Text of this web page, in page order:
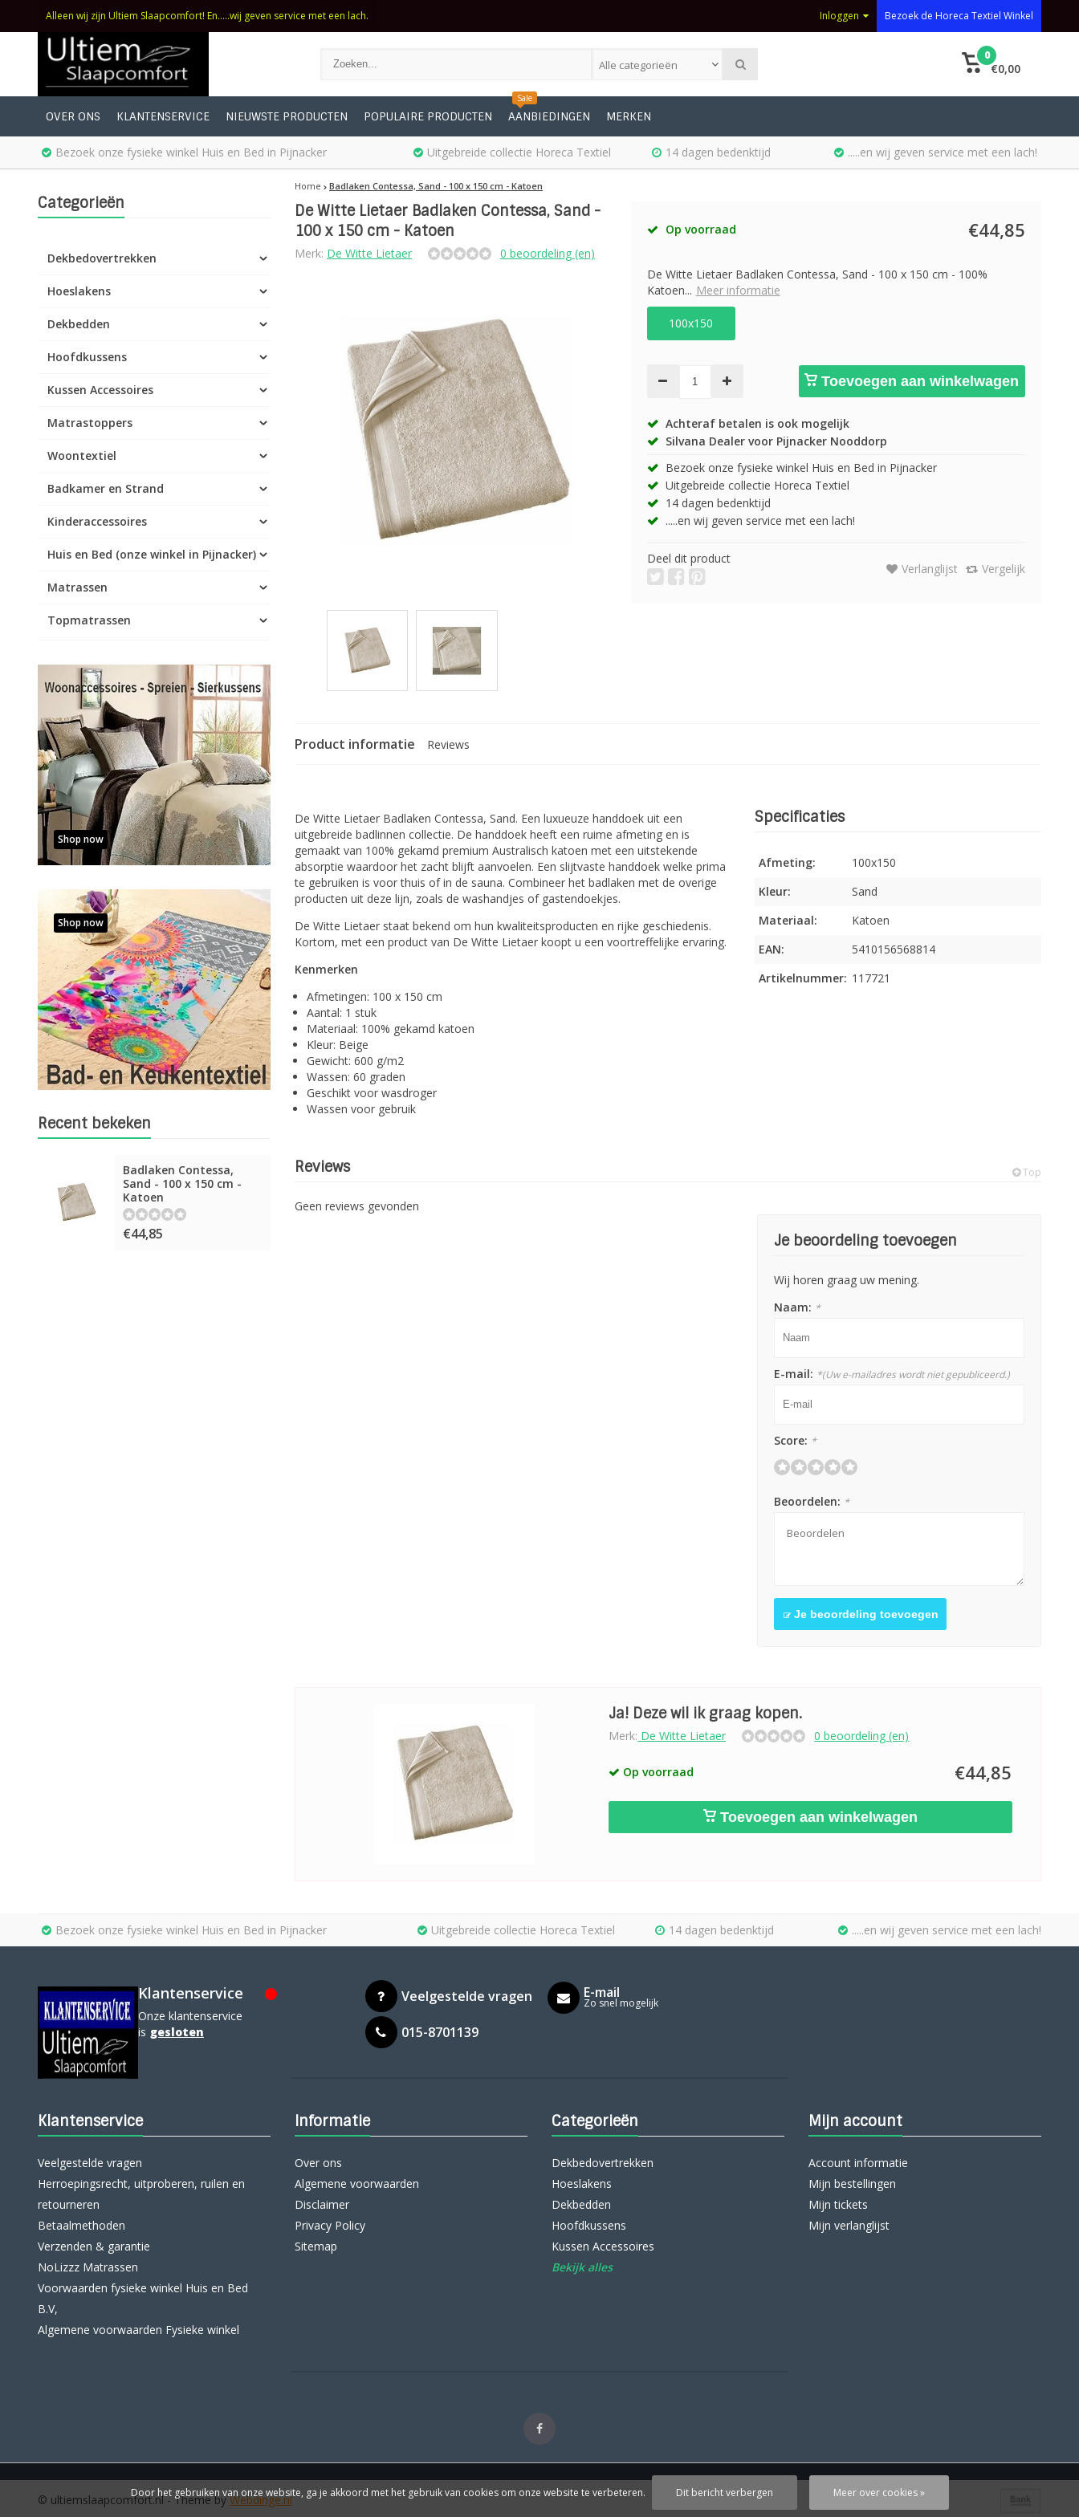
Alleen wij zijn Ultiem Slaapcomfort! En.....wij geven service met een lach. Inloggen Bezoek de Horeca Textiel Winkel
Alle categorieën
0
€0,00
OVER ONS KLANTENSERVICE NIEUWSTE PRODUCTEN POPULAIRE PRODUCTEN
Sale
AANBIEDINGEN MERKEN
Bezoek onze fysieke winkel Huis en Bed in Pijnacker Uitgebreide collectie Horeca Textiel 14 dagen bedenktijd .....en wij geven service met een lach!
Categorieën
Dekbedovertrekken
Hoeslakens
Dekbedden
Hoofdkussens
Kussen Accessoires
Matrastoppers
Woontextiel
Badkamer en Strand
Kinderaccessoires
Huis en Bed (onze winkel in Pijnacker)
Matrassen
Topmatrassen
Shop now
Shop now
Recent bekeken
Badlaken Contessa,
Sand - 100 x 150 cm -
Katoen
€44,85
Home Badlaken Contessa, Sand - 100 x 150 cm - Katoen
De Witte Lietaer Badlaken Contessa, Sand -
100 x 150 cm - Katoen
Merk: De Witte Lietaer 0 beoordeling (en)
Op voorraad €44,85
De Witte Lietaer Badlaken Contessa, Sand - 100 x 150 cm - 100%
Katoen... Meer informatie
100x150
Toevoegen aan winkelwagen
Achteraf betalen is ook mogelijk
Silvana Dealer voor Pijnacker Nooddorp
Bezoek onze fysieke winkel Huis en Bed in Pijnacker
Uitgebreide collectie Horeca Textiel
14 dagen bedenktijd
.....en wij geven service met een lach!
Deel dit product
Verlanglijst Vergelijk
Product informatie Reviews
De Witte Lietaer Badlaken Contessa, Sand. Een luxueuze handdoek uit een
uitgebreide badlinnen collectie. De handdoek heeft een ruime afmeting en is
gemaakt van 100% gekamd premium Australisch katoen met een uitstekende
absorptie waardoor het zacht blijft aanvoelen. Een slijtvaste handdoek welke prima
te gebruiken is voor thuis of in de sauna. Combineer het badlaken met de overige
producten uit deze lijn, zoals de washandjes of gastendoekjes.
De Witte Lietaer staat bekend om hun kwaliteitsproducten en rijke geschiedenis.
Kortom, met een product van De Witte Lietaer koopt u een voortreffelijke ervaring.
Kenmerken
Afmetingen: 100 x 150 cm
Aantal: 1 stuk
Materiaal: 100% gekamd katoen
Kleur: Beige
Gewicht: 600 g/m2
Wassen: 60 graden
Geschikt voor wasdroger
Wassen voor gebruik
Specificaties
Afmeting:
100x150
Kleur:
Sand
Materiaal:
Katoen
EAN:
5410156568814
Artikelnummer: 117721
Reviews Top
Geen reviews gevonden
Je beoordeling toevoegen
Wij horen graag uw mening.
Naam: *
E-mail: *(Uw e-mailadres wordt niet gepubliceerd.)
Score: *
Beoordelen: *
Je beoordeling toevoegen
Ja! Deze wil ik graag kopen.
Merk: De Witte Lietaer 0 beoordeling (en)
Op voorraad €44,85
Toevoegen aan winkelwagen
Bezoek onze fysieke winkel Huis en Bed in Pijnacker Uitgebreide collectie Horeca Textiel 14 dagen bedenktijd .....en wij geven service met een lach!
Klantenservice
Onze klantenservice
is gesloten
Veelgestelde vragen
015-8701139
E-mail
Zo snel mogelijk
Klantenservice
Veelgestelde vragen
Herroepingsrecht, uitproberen, ruilen en
retourneren
Betaalmethoden
Verzenden & garantie
NoLizzz Matrassen
Voorwaarden fysieke winkel Huis en Bed
B.V,
Algemene voorwaarden Fysieke winkel
Informatie
Over ons
Algemene voorwaarden
Disclaimer
Privacy Policy
Sitemap
Categorieën
Dekbedovertrekken
Hoeslakens
Dekbedden
Hoofdkussens
Kussen Accessoires
Bekijk alles
Mijn account
Account informatie
Mijn bestellingen
Mijn tickets
Mijn verlanglijst
© ultiemslaapcomfort.nl- Theme byWebdinge.nl
Door het gebruiken van onze website, ga je akkoord met het gebruik van cookies om onze website te verbeteren. Dit bericht verbergen Meer over cookies »